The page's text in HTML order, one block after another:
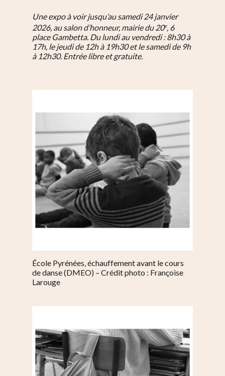
Une expo à voir jusqu’au samedi 24 janvier
2026, au salon d’honneur, mairie du 20e, 6
place Gambetta. Du lundi au vendredi : 8h30 à
17h, le jeudi de 12h à 19h30 et le samedi de 9h
à 12h30. Entrée libre et gratuite.
École Pyrénées, échauffement avant le cours
de danse (DMEO) – Crédit photo : Françoise
Larouge
S’informer